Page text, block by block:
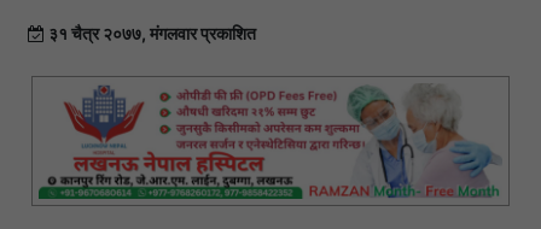
३१ चैत्र २०७७, मंगलवार प्रकाशित